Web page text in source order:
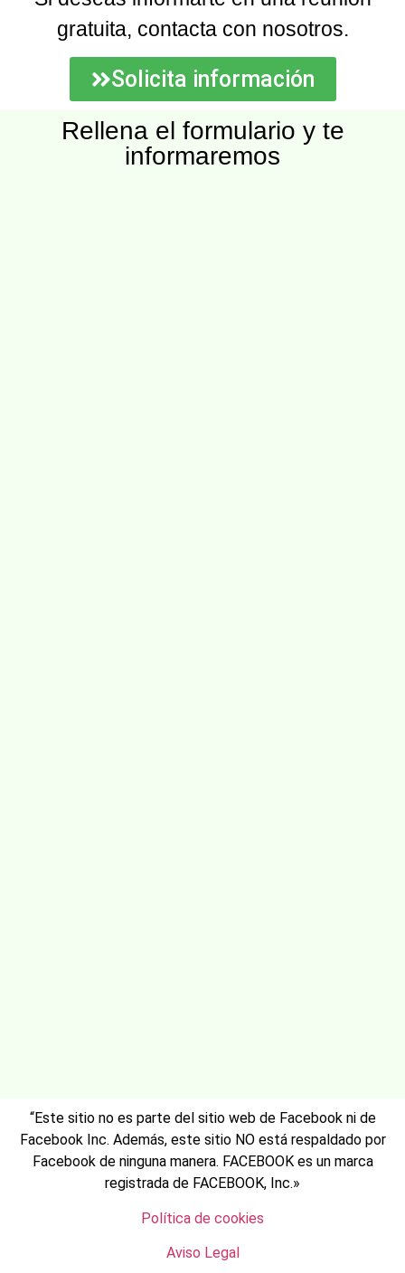
gratuita, contacta con nosotros.
Solicita información
Rellena el formulario y te
informaremos
“Este sitio no es parte del sitio web de Facebook ni de
Facebook Inc. Además, este sitio NO está respaldado por
Facebook de ninguna manera. FACEBOOK es un marca
registrada de FACEBOOK, Inc.»
Política de cookies
Aviso Legal